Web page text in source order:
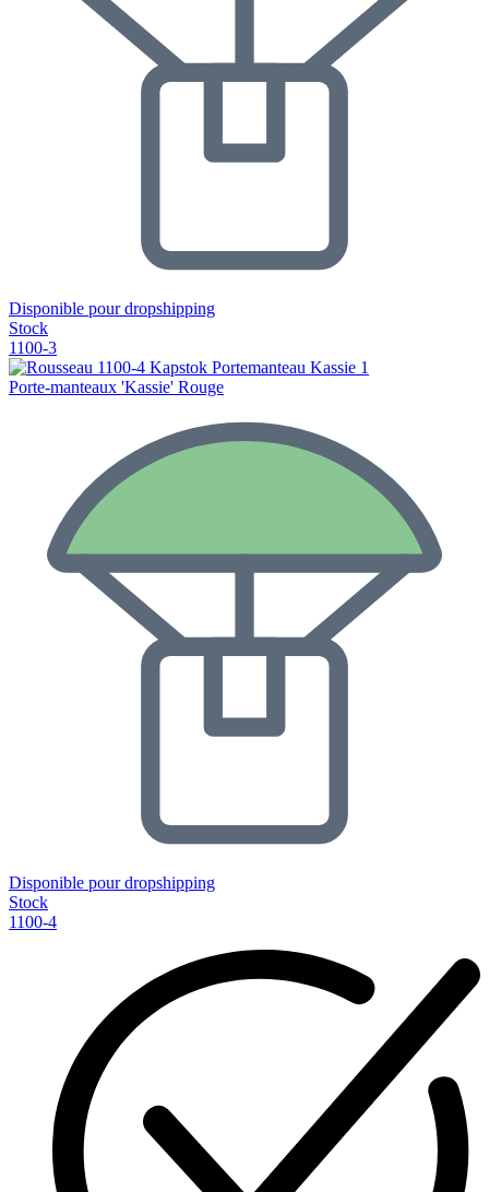
Disponible pour dropshipping
Stock
1100-3
Porte-manteaux 'Kassie' Rouge
Disponible pour dropshipping
Stock
1100-4